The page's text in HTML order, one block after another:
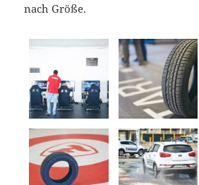
nach Größe.